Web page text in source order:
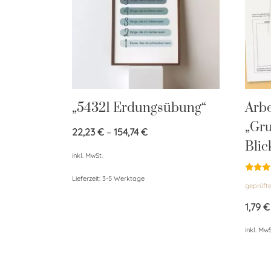
„54321 Erdungsübung“
22,23 € – 154,74€
inkl. MwSt.
Lieferzeit: 3-5 Werktage
mit
von 5
1,79 €
inkl.